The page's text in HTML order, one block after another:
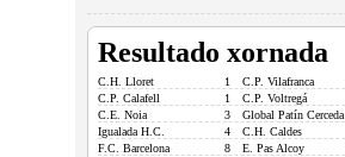
Resultado xornada
C.H. Lloret 1 C.P. Vilafranca
C.P. Calafell
1 C.P. Voltregá
C.E. Noia
3 Global Patín Cerceda
Igualada H.C.
4 C.H. Caldes
F.C. Barcelona
8 E. Pas Alcoy